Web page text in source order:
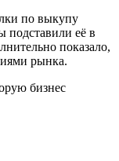
по выкупу
подставили её в
показало,
рынка.
бизнес